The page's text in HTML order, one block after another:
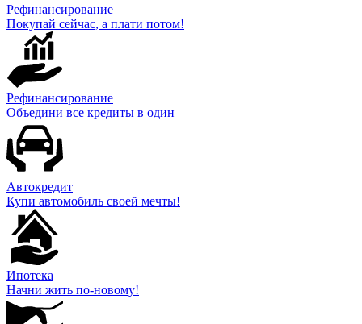
Рефинансирование
Покупай сейчас, а плати потом!
Рефинансирование
Объедини все кредиты в один
Автокредит
Купи автомобиль своей мечты!
Ипотека
Начни жить по-новому!